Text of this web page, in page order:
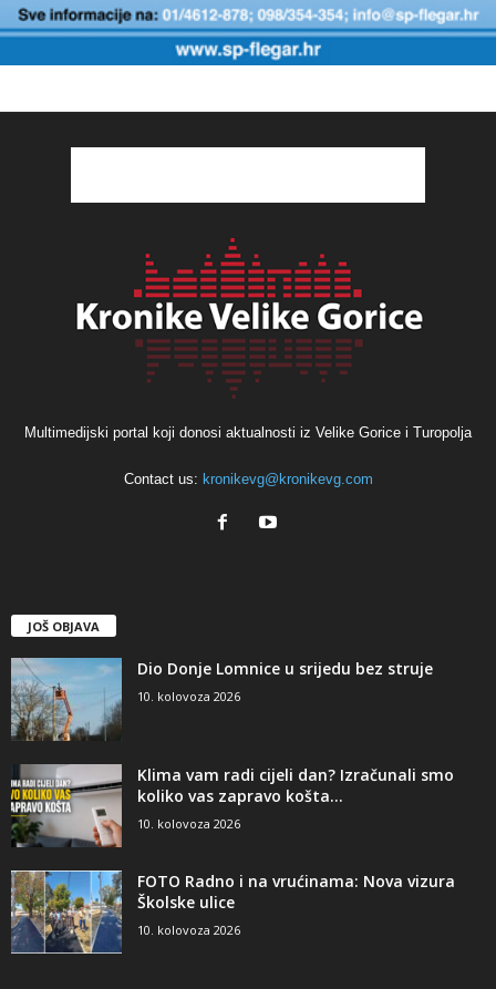
Multimedijski portal koji donosi aktualnosti iz Velike Gorice i Turopolja
Contact us: kronikevg@kronikevg.com
JOŠ OBJAVA
Dio Donje Lomnice u srijedu bez struje
10. kolovoza 2026
Klima vam radi cijeli dan? Izračunali smo
koliko vas zapravo košta...
10. kolovoza 2026
FOTO Radno i na vrućinama: Nova vizura
Školske ulice
10. kolovoza 2026